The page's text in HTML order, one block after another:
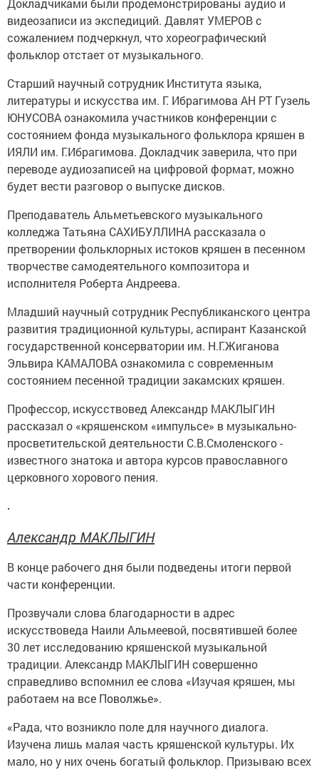
Докладчиками были продемонстрированы аудио и
видеозаписи из экспедиций. Давлят УМЕРОВ с
сожалением подчеркнул, что хореографический
фольклор отстает от музыкального.
Старший научный сотрудник Института языка,
литературы и искусства им. Г. Ибрагимова АН РТ Гузель
ЮНУСОВА ознакомила участников конференции с
состоянием фонда музыкального фольклора кряшен в
ИЯЛИ им. Г.Ибрагимова. Докладчик заверила, что при
переводе аудиозаписей на цифровой формат, можно
будет вести разговор о выпуске дисков.
Преподаватель Альметьевского музыкального
колледжа Татьяна САХИБУЛЛИНА рассказала о
претворении фольклорных истоков кряшен в песенном
творчестве самодеятельного композитора и
исполнителя Роберта Андреева.
Младший научный сотрудник Республиканского центра
развития традиционной культуры, аспирант Казанской
государственной консерватории им. Н.Г.Жиганова
Эльвира КАМАЛОВА ознакомила с современным
состоянием песенной традиции закамских кряшен.
Профессор, искусствовед Александр МАКЛЫГИН
рассказал о «кряшенском «импульсе» в музыкально-
просветительской деятельности С.В.Смоленского -
известного знатока и автора курсов православного
церковного хорового пения.
Александр МАКЛЫГИН
В конце рабочего дня были подведены итоги первой
части конференции.
Прозвучали слова благодарности в адрес
искусствоведа Наили Альмеевой, посвятившей более
30 лет исследованию кряшенской музыкальной
традиции. Александр МАКЛЫГИН совершенно
справедливо вспомнил ее слова «Изучая кряшен, мы
работаем на все Поволжье».
«Рада, что возникло поле для научного диалога.
Изучена лишь малая часть кряшенской культуры. Их
мало, но у них очень богатый фольклор. Призываю всех